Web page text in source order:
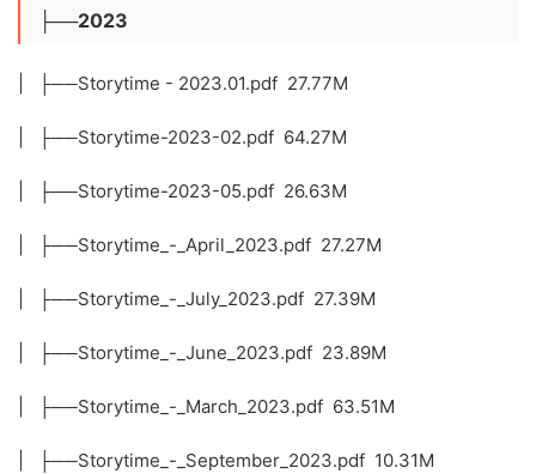
├──2023
| ├──Storytime - 2023.01.pdf 27.77M
| ├──Storytime-2023-02.pdf 64.27M
| ├──Storytime-2023-05.pdf 26.63M
| ├──Storytime_-_April_2023.pdf 27.27M
| ├──Storytime_-_July_2023.pdf 27.39M
| ├──Storytime_-_June_2023.pdf 23.89M
| ├──Storytime_-_March_2023.pdf 63.51M
| ├──Storytime_-_September_2023.pdf 10.31M